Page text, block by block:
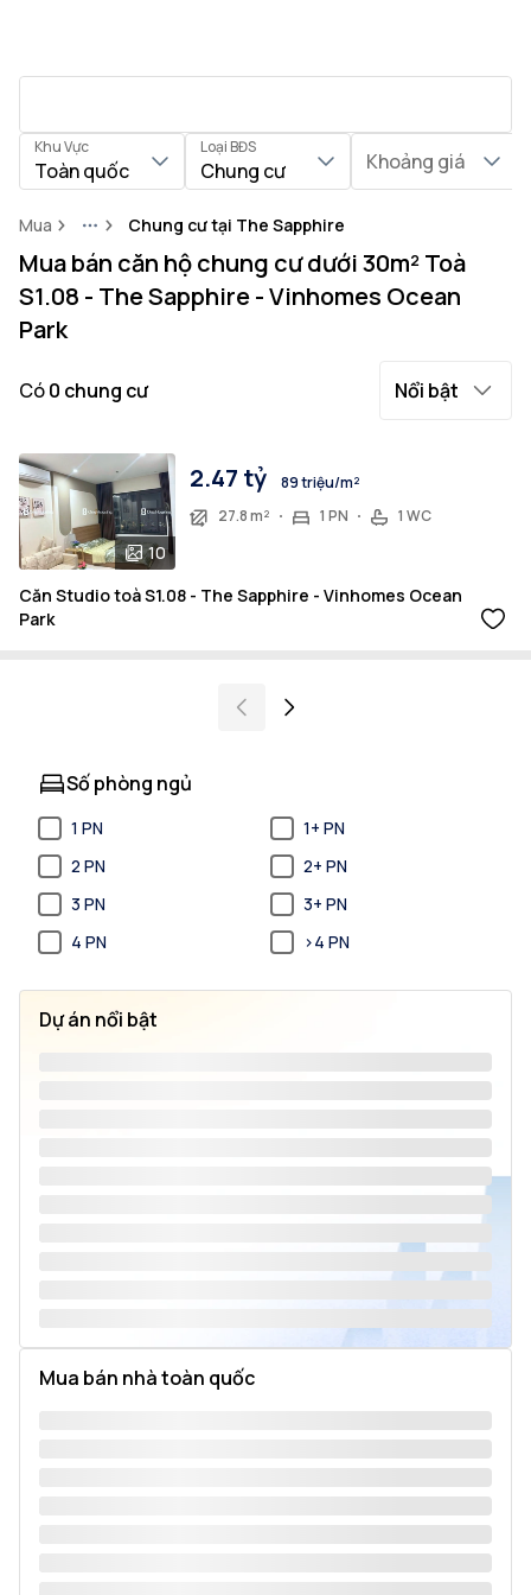
Khu Vực
Toàn quốc
Loại BĐS
Chung cư Khoảng giá
Mua MoreChung cư tại The Sapphire
Mua bán căn hộ chung cư dưới 30m² Toà
S1.08 - The Sapphire - Vinhomes Ocean
Park
Có0 chung cư Nổi bật
10
2.47 tỷ
89 triệu/m²
27.8 m²
1 PN 1 WC
Căn Studio toà S1.08 - The Sapphire - Vinhomes Ocean
Park
Số phòng ngủ
1 PN
1+ PN
2 PN
2+ PN
3 PN
3+ PN
4 PN
>4 PN
Dự án nổi bật
Mua bán nhà toàn quốc